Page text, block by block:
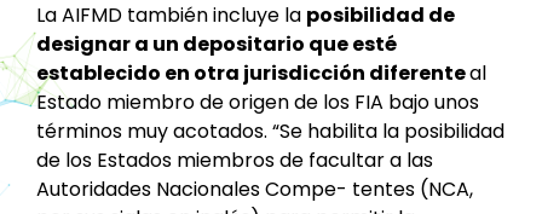
La AIFMD también incluye la posibilidad de
designar a un depositario que esté
establecido en otra jurisdicción diferenteal
Estado miembro de origen de los FIA bajo unos
términos muy acotados. “Se habilita la posibilidad
de los Estados miembros de facultar a las
Autoridades Nacionales Compe- tentes (NCA,